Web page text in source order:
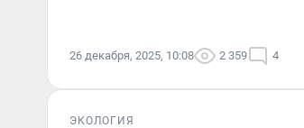
26 декабря, 2025, 10:08 2 359 4
ЭКОЛОГИЯ